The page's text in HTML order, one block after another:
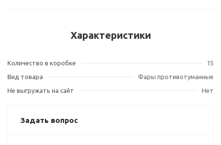
Характеристики
Количество в коробке
15
Вид товара
Фары противотуманные
Не выгружать на сайт
Нет
Задать вопрос